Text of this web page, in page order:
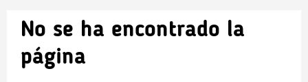
No se ha encontrado la
página